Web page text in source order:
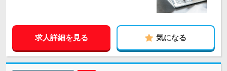
求人詳細を見る 気になる